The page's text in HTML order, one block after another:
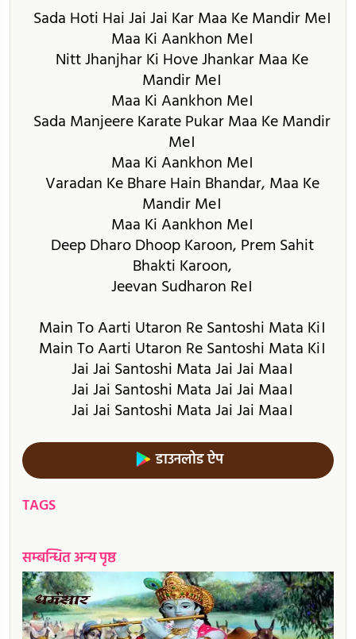
Sada Hoti Hai Jai Jai Kar Maa Ke Mandir Me।
Maa Ki Aankhon Me।
Nitt Jhanjhar Ki Hove Jhankar Maa Ke
Mandir Me।
Maa Ki Aankhon Me।
Sada Manjeere Karate Pukar Maa Ke Mandir
Me।
Maa Ki Aankhon Me।
Varadan Ke Bhare Hain Bhandar, Maa Ke
Mandir Me।
Maa Ki Aankhon Me।
Deep Dharo Dhoop Karoon, Prem Sahit
Bhakti Karoon,
Jeevan Sudharon Re।
Main To Aarti Utaron Re Santoshi Mata Ki।
Main To Aarti Utaron Re Santoshi Mata Ki।
Jai Jai Santoshi Mata Jai Jai Maa।
Jai Jai Santoshi Mata Jai Jai Maa।
Jai Jai Santoshi Mata Jai Jai Maa।
डाउनलोड ऐप
TAGS
सम्बन्धित अन्य पृष्ठ